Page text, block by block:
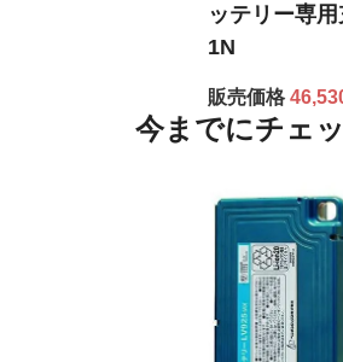
ッテリー専
1N
販売価格
今までにチェ